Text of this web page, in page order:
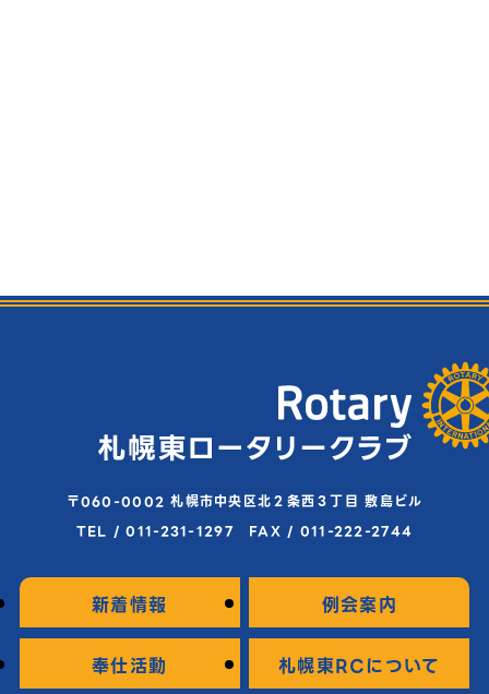
〒060-0002 札幌市中央区北２条西３丁目 敷島ビル
TEL / 011-231-1297 FAX / 011-222-2744
新着情報 例会案内
奉仕活動 札幌東RCについて